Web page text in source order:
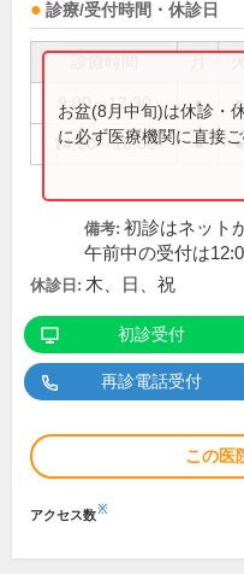
診療/受付時間・休診日
9:00～12:30 ● ●
14:00～18:00 ● ●
お盆(8月中旬)は休診・
に必ず医療機関に直接ご
備考: 初診はネット
午前中の受付は
休診日: 木、日、祝
初診受付
再診電話受付
この医
アクセス数※